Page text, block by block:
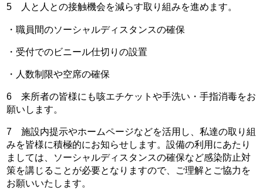
5 人と人との接触機会を減らす取り組みを進めます。
・職員間のソーシャルディスタンスの確保
・受付でのビニール仕切りの設置
・人数制限や空席の確保
6 来所者の皆様にも咳エチケットや手洗い・手指消毒をお
願いします。
7 施設内提示やホームページなどを活用し、私達の取り組
みを皆様に積極的にお知らせします。設備の利用にあたり
ましては、ソーシャルディスタンスの確保など感染防止対
策を講じることが必要となりますので、ご理解とご協力を
お願いいたします。